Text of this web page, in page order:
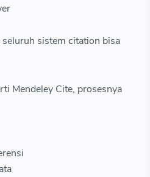
sistem citation bisa
Mendeley Cite, prosesnya